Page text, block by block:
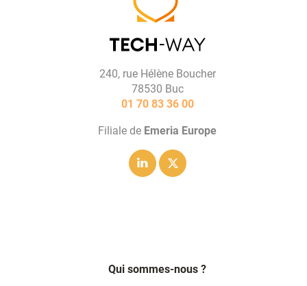
240, rue Hélène Boucher
78530 Buc
01 70 83 36 00
Filiale de Emeria Europe
Qui sommes-nous ?